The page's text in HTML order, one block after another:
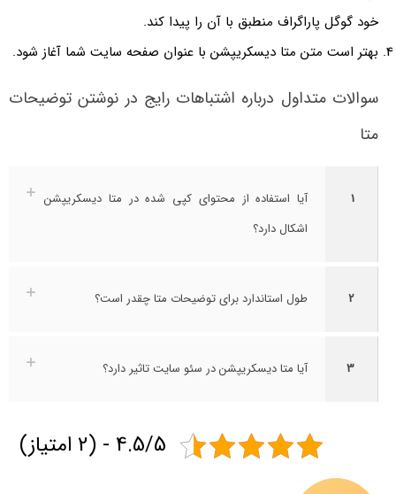
خود گوگل پاراگراف منطبق با آن را پیدا کند.
بهتر است متن متا دیسکریپشن با عنوان صفحه سایت شما آغاز شود.
سوالات متداول درباره اشتباهات رایج در نوشتن توضیحات
متا
آیا استفاده از محتوای کپی شده در متا دیسکریپشن
اشکال دارد؟
2 طول استاندارد برای توضیحات متا چقدر است؟
3 آیا متا دیسکریپشن در سئو سایت تاثیر دارد؟
4.5/5 - (2 امتیاز)